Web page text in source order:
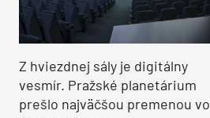
Z hviezdnej sály je digitálny
vesmír. Pražské planetárium
prešlo najväčšou premenou vo